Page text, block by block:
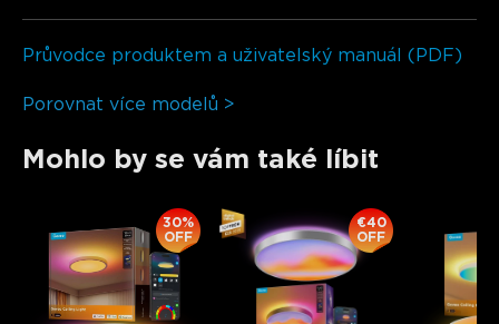
Průvodce produktem a uživatelský manuál (PDF)
Porovnat více modelů >
Mohlo by se vám také líbit
30%
OFF
€40
OFF